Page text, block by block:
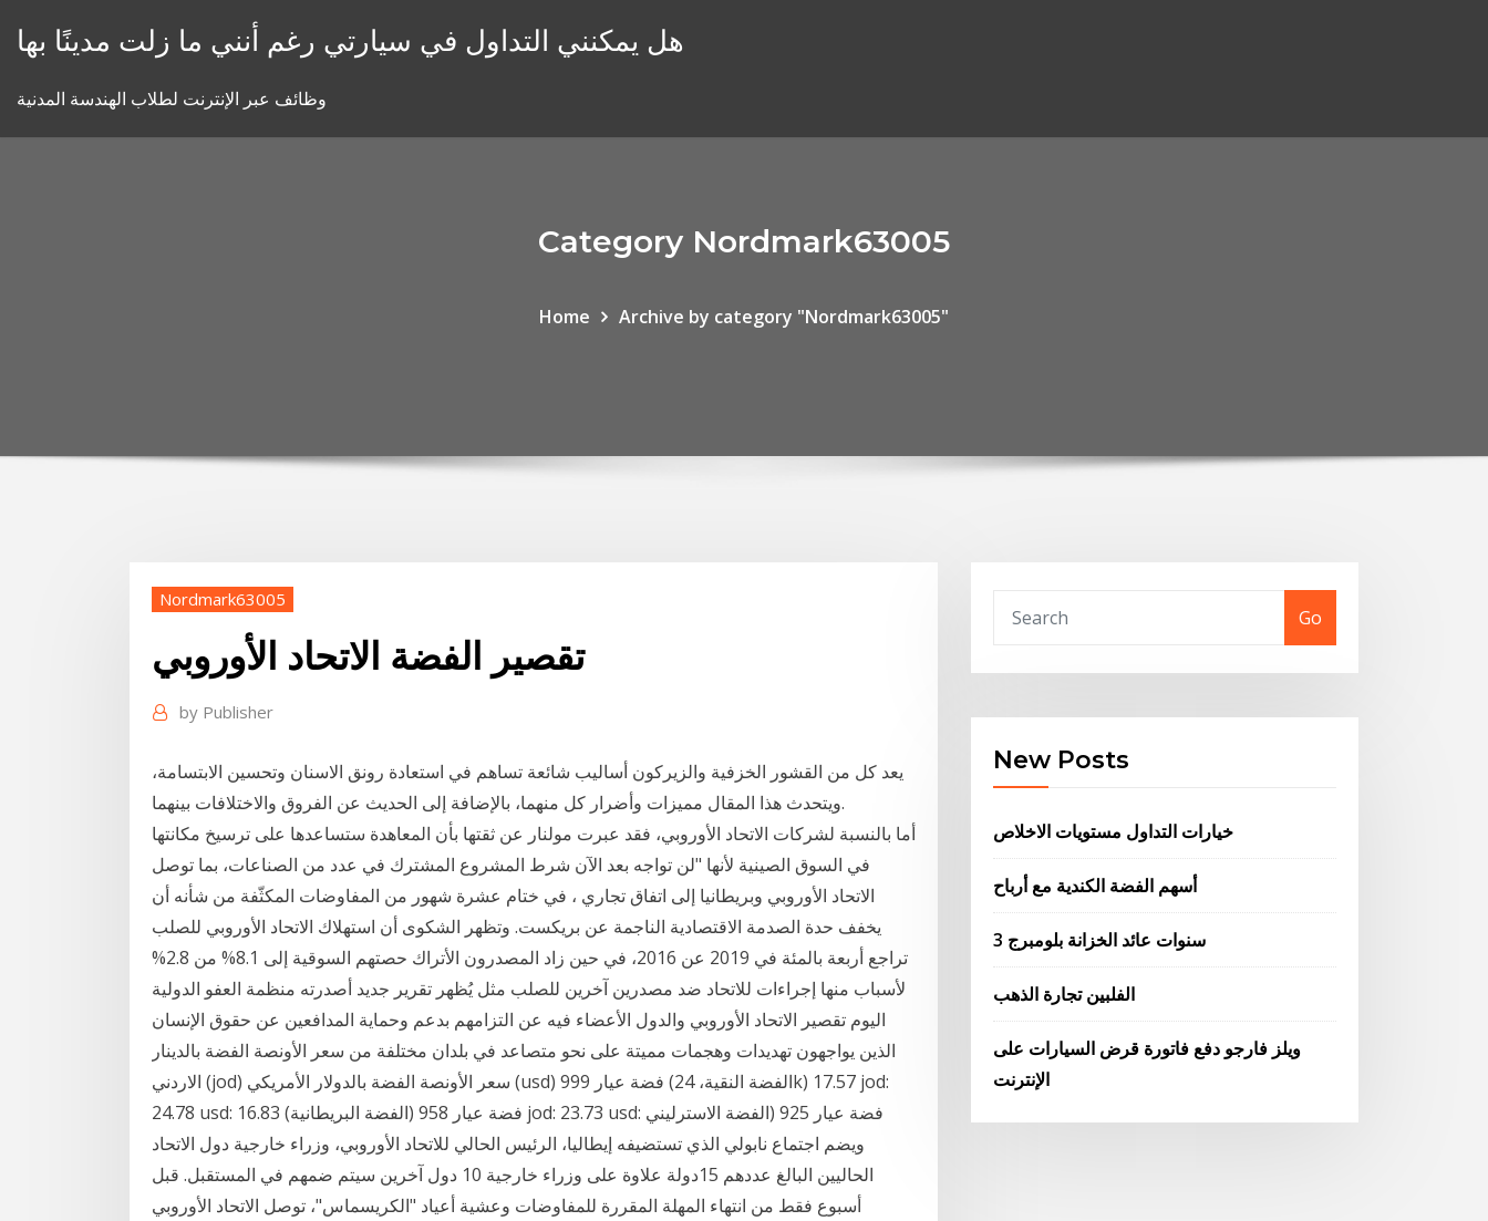
هل يمكنني التداول في سيارتي رغم أنني ما زلت مدينًا بها
وظائف عبر الإنترنت لطلاب الهندسة المدنية
Category Nordmark63005
Home Archive by category "Nordmark63005"
Nordmark63005
تقصير الفضة الاتحاد الأوروبي
by Publisher
يعد كل من القشور الخزفية والزيركون أساليب شائعة تساهم في استعادة رونق الاسنان وتحسين الابتسامة،
ويتحدث هذا المقال مميزات وأضرار كل منهما، بالإضافة إلى الحديث عن الفروق والاختلافات بينهما.
أما بالنسبة لشركات الاتحاد الأوروبي، فقد عبرت مولنار عن ثقتها بأن المعاهدة ستساعدها على ترسيخ مكانتها
في السوق الصينية لأنها "لن تواجه بعد الآن شرط المشروع المشترك في عدد من الصناعات، بما توصل
الاتحاد الأوروبي وبريطانيا إلى اتفاق تجاري ، في ختام عشرة شهور من المفاوضات المكثّفة من شأنه أن
يخفف حدة الصدمة الاقتصادية الناجمة عن بريكست. وتظهر الشكوى أن استهلاك الاتحاد الأوروبي للصلب
تراجع أربعة بالمئة في 2019 عن 2016، في حين زاد المصدرون الأتراك حصتهم السوقية إلى 8.1% من 2.8%
لأسباب منها إجراءات للاتحاد ضد مصدرين آخرين للصلب مثل يُظهر تقرير جديد أصدرته منظمة العفو الدولية
اليوم تقصير الاتحاد الأوروبي والدول الأعضاء فيه عن التزامهم بدعم وحماية المدافعين عن حقوق الإنسان
الذين يواجهون تهديدات وهجمات مميتة على نحو متصاعد في بلدان مختلفة من سعر الأونصة الفضة بالدينار
الاردني (jod) سعر الأونصة الفضة بالدولار الأمريكي (usd) فضة عيار 999 (الفضة النقية، 24k) 17.57 jod:
24.78 usd: فضة عيار 958 (الفضة البريطانية) 16.83 jod: 23.73 usd: فضة عيار 925 (الفضة الاسترليني
ويضم اجتماع نابولي الذي تستضيفه إيطاليا، الرئيس الحالي للاتحاد الأوروبي، وزراء خارجية دول الاتحاد
الحاليين البالغ عددهم 15دولة علاوة على وزراء خارجية 10 دول آخرين سيتم ضمهم في المستقبل. قبل
أسبوع فقط من انتهاء المهلة المقررة للمفاوضات وعشية أعياد "الكريسماس"، توصل الاتحاد الأوروبي
Go
New Posts
خيارات التداول مستويات الاخلاص
أسهم الفضة الكندية مع أرباح
3 سنوات عائد الخزانة بلومبرج
الفلبين تجارة الذهب
ويلز فارجو دفع فاتورة قرض السيارات على
الإنترنت